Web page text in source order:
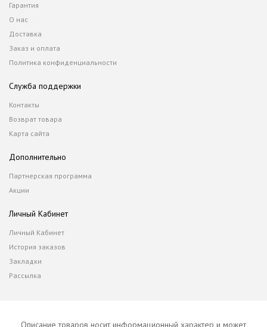
Гарантия
О нас
Доставка
Заказ и оплата
Политика конфиденциальности
Служба поддержки
Контакты
Возврат товара
Карта сайта
Дополнительно
Партнерская программа
Акции
Личный Кабинет
Личный Кабинет
История заказов
Закладки
Рассылка
Описание товаров носит информационный характер и может